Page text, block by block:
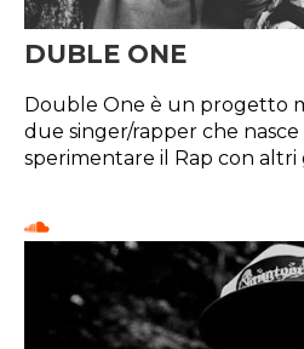
DUBLE ONE
Double One è un progetto
due singer/rapper che nasce
sperimentare il Rap con altri